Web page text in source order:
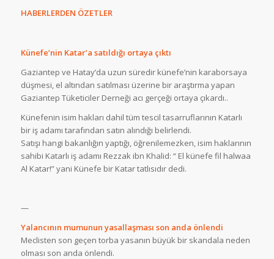
HABERLERDEN ÖZETLER
Künefe’nin Katar’a satıldığı ortaya çıktı
Gaziantep ve Hatay’da uzun süredir künefe’nin karaborsaya
düşmesi, el altından satılması üzerine bir araştırma yapan
Gaziantep Tüketiciler Derneği acı gerçeği ortaya çıkardı..
Künefenin isim hakları dahil tüm tescil tasarruflarının Katarlı
bir iş adamı tarafından satın alındığı belirlendi.
Satışı hangi bakanlığın yaptığı, öğrenilemezken, isim haklarının
sahibi Katarlı iş adamı Rezzak ibn Khalid: “ El künefe fil halwaa
Al Katar!” yani Künefe bir Katar tatlısıdır dedi.
—
Yalancının mumunun yasallaşması son anda önlendi
Meclisten son geçen torba yasanın büyük bir skandala neden
olması son anda önlendi.